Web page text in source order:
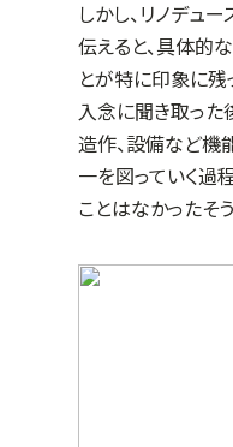
しかし、リノデュ
伝えると、具体的
とが特に印象に残
入念に聞き取った
造作、設備など機
一を図っていく過
ことはなかったそう